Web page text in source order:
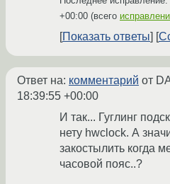
+00:00 (всего
Показать ответы
Ответ на: комментарий от
18:39:55 +00:00
И так... Гуглинг
нету hwclock. А
закостылить когда
часовой пояс..?